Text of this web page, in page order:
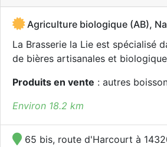
Agriculture biologique (AB),
La Brasserie la Lie est spécialisé
de bières artisanales et
Produits en vente : autres
Environ 18.2 km
65 bis, route d'Harcourt à